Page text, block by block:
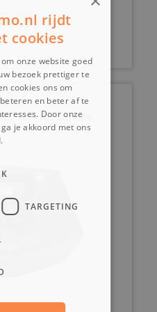
599,-
/ 10.4 Ah Lithium
rijdt
cookies
onze website goed
bezoek prettiger te
cookies ons om
en beter af te
Door onze
je akkoord met ons
TARGETING